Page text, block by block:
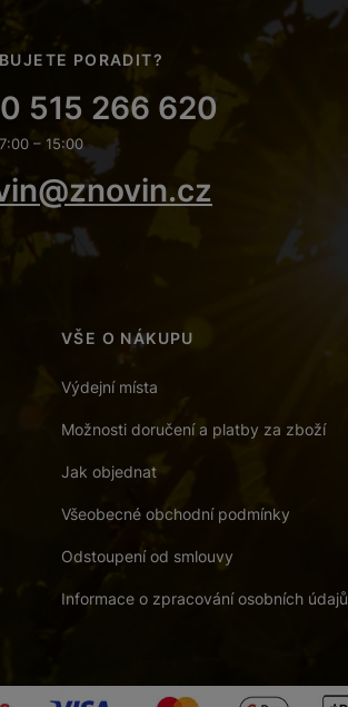
PORADIT?
515 266 620
– 15:00
VŠE O NÁKUPU
Výdejní místa
Možnosti doručení a platby za zboží
Jak objednat
Všeobecné obchodní podmínky
Odstoupení od smlouvy
Informace o zpracování osobních údajů